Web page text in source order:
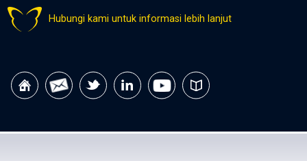
Hubungi kami untuk informasi lebih lanjut